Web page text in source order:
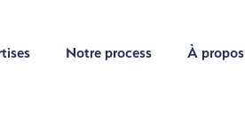
Notre process À propos
Notre process À propos